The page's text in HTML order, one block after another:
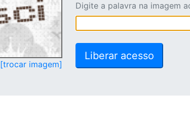
[trocar imagem]
Digite a palavra na imagem